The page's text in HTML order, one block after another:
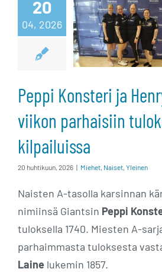
20
04, 2026
viikon
parhaisiin
tuloksiin
Peppi Konsteri ja
viikon parhaisiin
kilpailuissa
20 huhtikuun, 2026 | Miehet, Naiset, Yleinen
Naisten A-tasolla karsinnan
nimiinsä Giantsin Peppi
tuloksella 1740. Miesten A-
parhaimmasta tuloksesta
Laine lukemin 1857.